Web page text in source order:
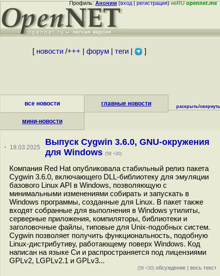
Профиль:Аноним(вход|регистрация)неRUopennet.me
[ новости/+++ форум| теги| ]
все новости главные новости
мини-новости
раскрыть/свернуть
· 18.03.2025
Выпуск Cygwin 3.6.0, GNU-окружения
для Windows (58 +20)
Компания Red Hat опубликовала стабильный релиз пакета
Cygwin 3.6.0, включающего DLL-библиотеку для эмуляции
базового Linux API в Windows, позволяющую с
минимальными изменениями собирать и запускать в
Windows программы, созданные для Linux. В пакет также
входят собранные для выполнения в Windows утилиты,
серверные приложения, компиляторы, библиотеки и
заголовочные файлы, типовые для Unix-подобных систем.
Cygwin позволяет получить функциональность, подобную
Linux-дистрибутиву, работающему поверх Windows. Код
написан на языке Си и распространяется под лицензиями
GPLv2, LGPLv2.1 и GPLv3...
(58 +20) обсуждение | весь текст